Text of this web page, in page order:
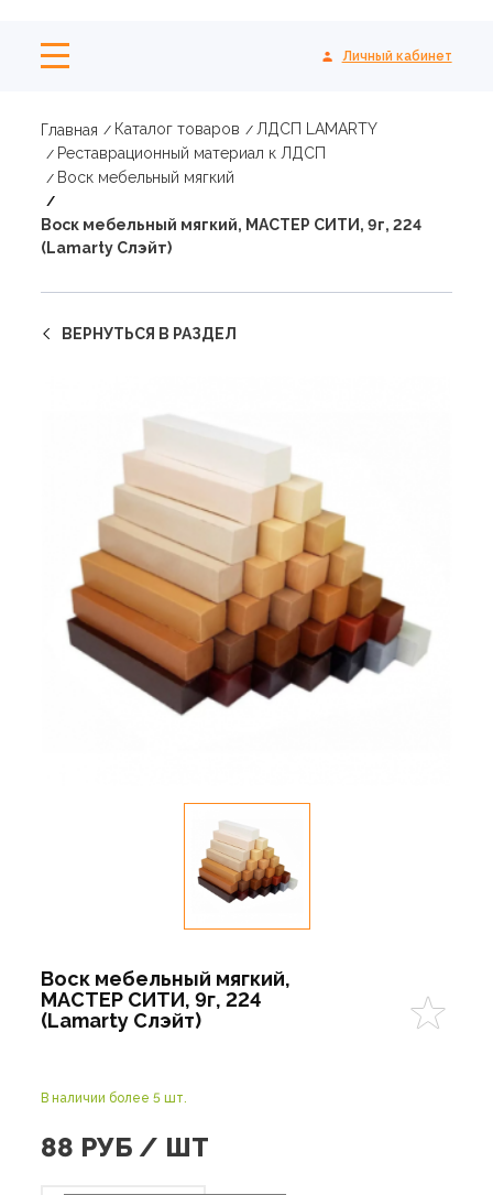
Личный кабинет
Главная Каталог товаров
ЛДСП LAMARTY
Реставрационный материал к ЛДСП
Воск мебельный мягкий
Воск мебельный мягкий, МАСТЕР СИТИ, 9г, 224
(Lamarty Слэйт)
ВЕРНУТЬСЯ В РАЗДЕЛ
Воск мебельный мягкий,
МАСТЕР СИТИ, 9г, 224
(Lamarty Слэйт)
В наличии более 5 шт.
88 РУБ / ШТ